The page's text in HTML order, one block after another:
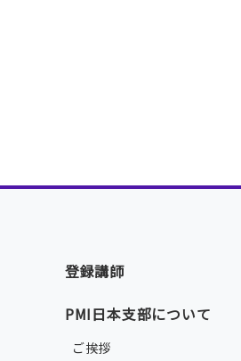
登録講師
PMI日本支部について
ご挨拶